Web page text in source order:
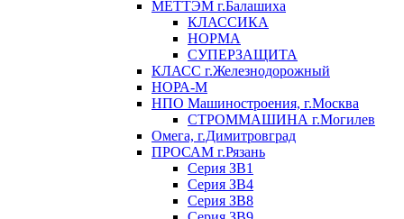
МЕТТЭМ г.Балашиха
КЛАССИКА
НОРМА
СУПЕРЗАЩИТА
КЛАСС г.Железнодорожный
НОРА-М
НПО Машиностроения, г.Москва
СТРОММАШИНА г.Могилев
Омега, г.Димитровград
ПРОСАМ г.Рязань
Серия ЗВ1
Серия ЗВ4
Серия ЗВ8